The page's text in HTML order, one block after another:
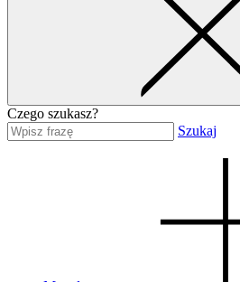
Czego szukasz?
Szukaj